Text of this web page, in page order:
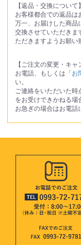
【返品・交換について】
お客様都合での返品は
万一、お届けした商品
交換させていただきま
ただきますようお願い
【ご注文の変更・キャ
お電話、もしくは「お
い。
ご連絡をいただいた
をお受けできかねる場
お急ぎの場合はお電話